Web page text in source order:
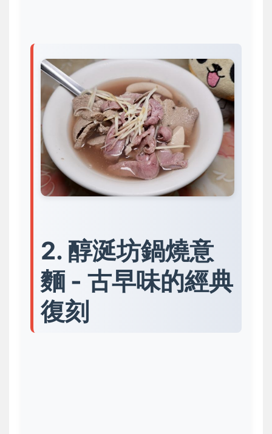
2. 醇涎坊鍋燒意
麵 - 古早味的經典
復刻